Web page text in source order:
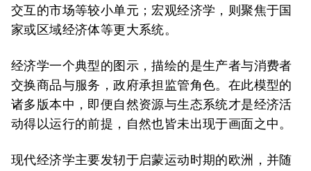
交互的市场等较小单元；宏观经济学，则聚焦于国
家或区域经济体等更大系统。
经济学一个典型的图示，描绘的是生产者与消费者
交换商品与服务，政府承担监管角色。在此模型的
诸多版本中，即便自然资源与生态系统才是经济活
动得以运行的前提，自然也皆未出现于画面之中。
现代经济学主要发轫于启蒙运动时期的欧洲，并随